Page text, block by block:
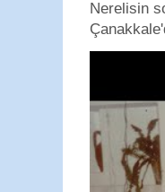
Nerelisin